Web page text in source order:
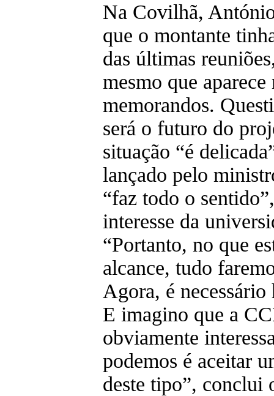
Na Covilhã,
que o montante
das últimas
mesmo que
memorandos.
será o futuro do
situação “é
lançado pelo
“faz todo o
interesse da
“Portanto, no que
alcance, tudo
Agora, é
E imagino que a
obviamente
podemos é aceitar
deste tipo”, conclui